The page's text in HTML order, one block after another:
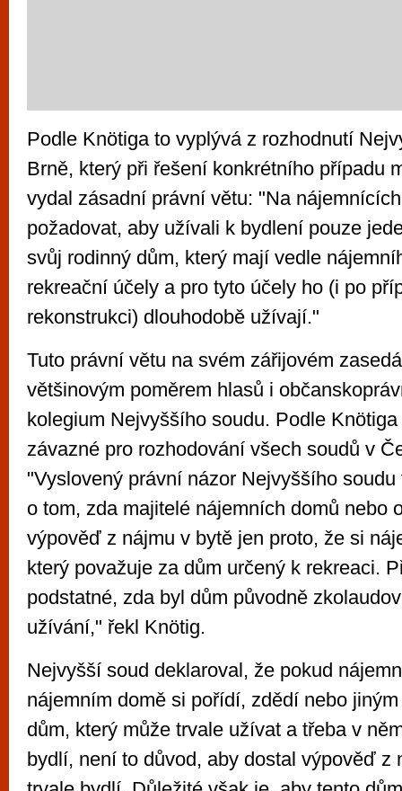
Podle Knötiga to vyplývá z rozhodnutí
Brně, který při řešení konkrétního případu
vydal zásadní právní větu: "Na
požadovat, aby užívali k bydlení pouze
svůj rodinný dům, který mají vedle
rekreační účely a pro tyto účely ho (i po
rekonstrukci) dlouhodobě užívají."
Tuto právní větu na svém zářijovém
většinovým poměrem hlasů i
kolegium Nejvyššího soudu. Podle
závazné pro rozhodování všech soudů v
"Vyslovený právní názor Nejvyššího
o tom, zda majitelé nájemních domů nebo
výpověď z nájmu v bytě jen proto, že si
který považuje za dům určený k rekreaci.
podstatné, zda byl dům původně
užívání," řekl Knötig.
Nejvyšší soud deklaroval, že pokud
nájemním domě si pořídí, zdědí nebo
dům, který může trvale užívat a třeba v
bydlí, není to důvod, aby dostal výpověď z